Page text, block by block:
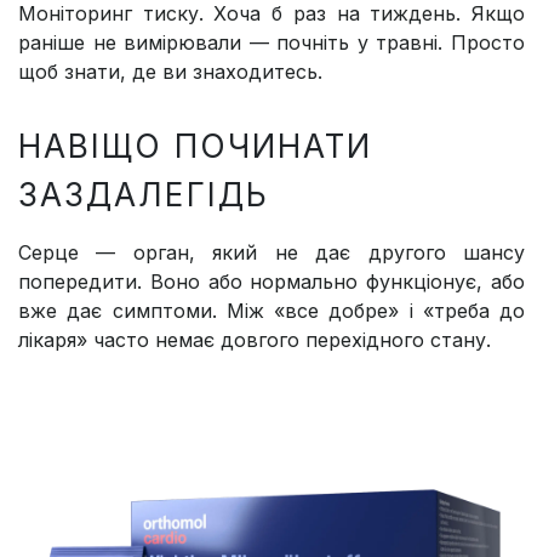
Моніторинг тиску. Хоча б раз на тиждень. Якщо
раніше не вимірювали — почніть у травні. Просто
щоб знати, де ви знаходитесь.
НАВІЩО ПОЧИНАТИ
ЗАЗДАЛЕГІДЬ
Серце — орган, який не дає другого шансу
попередити. Воно або нормально функціонує, або
вже дає симптоми. Між «все добре» і «треба до
лікаря» часто немає довгого перехідного стану.